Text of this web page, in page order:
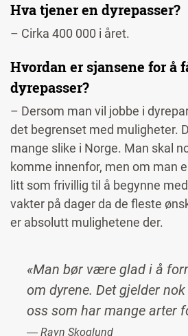
«Man bør være glad i å
om dyrene. Det gjelder
oss som har mange arter
― Ravn Skoglund
Hva tjener en dyrepasser?
– Cirka 400 000 i året.
Hvordan er sjansene for å
dyrepasser?
– Dersom man vil jobbe i
det begrenset med muligheter.
mange slike i Norge. Man skal
komme innenfor, men om man
litt som frivillig til å begynne
vakter på dager da de fleste
er absolutt mulighetene der.